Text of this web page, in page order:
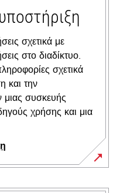
σχετικά με
στο διαδίκτυο.
σχετικά
και την
συσκευής
χρήσης και μια